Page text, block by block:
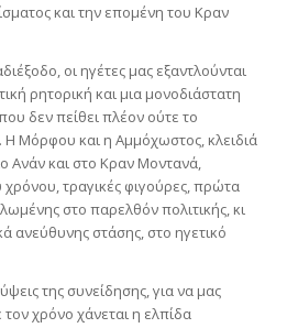
και την επομένη του Κραν
οι ηγέτες μας εξαντλούνται
ρητορική και μια μονοδιάστατη
δεν πείθει πλέον ούτε το
Η Μόρφου και η Αμμόχωστος, κλειδιά
Ανάν και στο Κραν Μοντανά,
χρόνου, τραγικές φιγούρες, πρώτα
στο παρελθόν πολιτικής, κι
ανεύθυνης στάσης, στο ηγετικό
της συνείδησης, για να μας
χρόνο χάνεται η ελπίδα